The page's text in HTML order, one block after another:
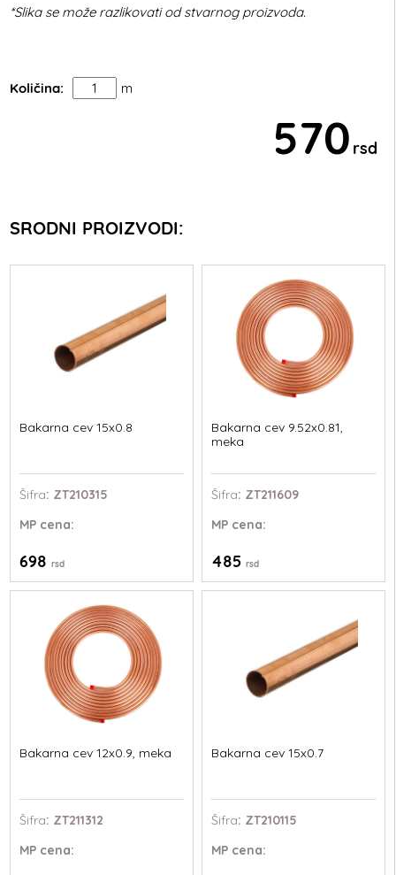
*Slika se može razlikovati od stvarnog proizvoda.
Količina: m
570 rsd
SRODNI PROIZVODI:
Bakarna cev 15x0.8
Šifra: ZT210315
MP cena:
698rsd
Bakarna cev 9.52x0.81,
meka
Šifra: ZT211609
MPcena:
485 rsd
Bakarna cev 12x0.9, meka
Šifra: ZT211312
MP cena:
Bakarna cev 15x0.7
Šifra: ZT210115
MPcena: